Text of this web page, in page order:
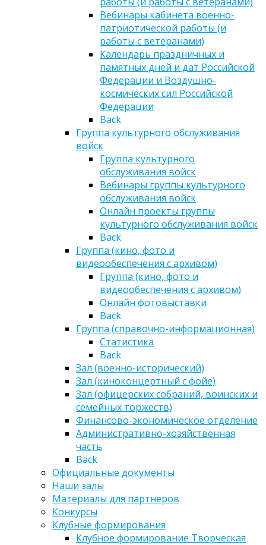
Вебинары кабинета военно-
патриотической работы (и
работы с ветеранами)
Календарь праздничных и
памятных дней и дат Российской
Федерации и Воздушно-
космических сил Российской
Федерации
Back
Группа культурного обслуживания
войск
Группа культурного
обслуживания войск
Вебинары группы культурного
обслуживания войск
Онлайн проекты группы
культурного обслуживания войск
Back
Группа (кино, фото и
видеообеспечения с архивом)
Группа (кино, фото и
видеообеспечения с архивом)
Онлайн фотовыставки
Back
Группа (справочно-информационная)
Статистика
Back
Зал (военно-исторический)
Зал (киноконцертный с фойе)
Зал (офицерских собраний, воинских и
семейных торжеств)
Финансово-экономическое отделение
Административно-хозяйственная
часть
Back
Официальные документы
Наши залы
Материалы для партнеров
Конкурсы
Клубные формирования
Клубное формирование Творческая